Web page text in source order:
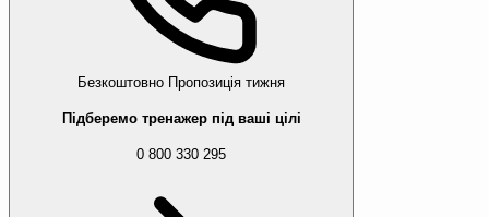
Безкоштовно Пропозиція тижня
Підберемо тренажер під ваші цілі
0 800 330 295